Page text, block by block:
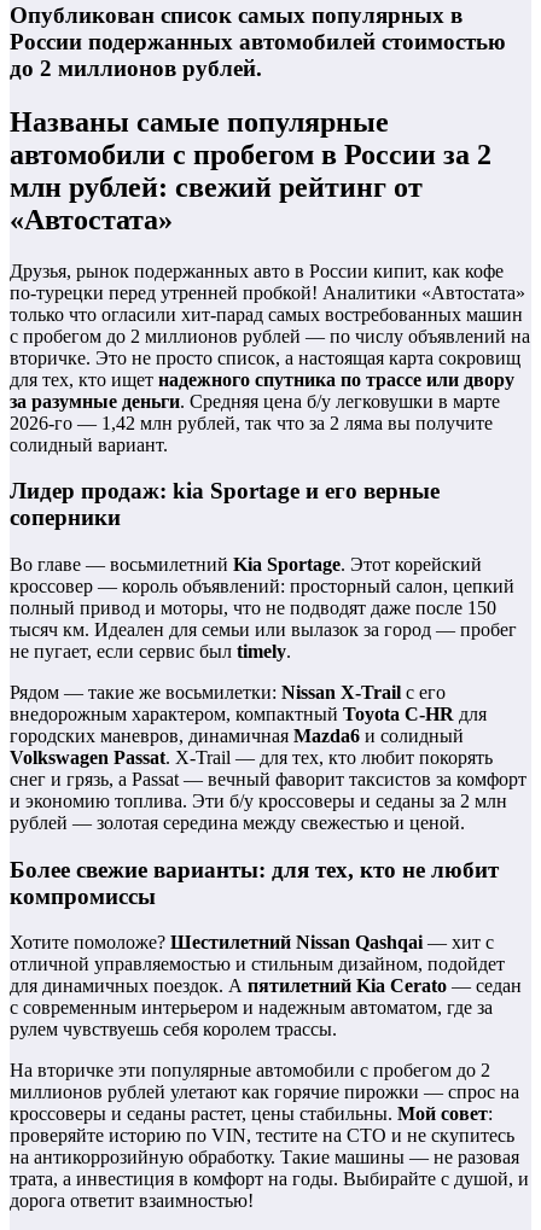
Опубликован список самых популярных в
России подержанных автомобилей стоимостью
до 2 миллионов рублей.
Названы самые популярные
автомобили с пробегом в России за 2
млн рублей: свежий рейтинг от
«Автостата»
Друзья, рынок подержанных авто в России кипит, как кофе
по-турецки перед утренней пробкой! Аналитики «Автостата»
только что огласили хит-парад самых востребованных машин
с пробегом до 2 миллионов рублей — по числу объявлений на
вторичке. Это не просто список, а настоящая карта сокровищ
для тех, кто ищет надежного спутника по трассе или двору
за разумные деньги. Средняя цена б/у легковушки в марте
2026-го — 1,42 млн рублей, так что за 2 ляма вы получите
солидный вариант.
Лидер продаж: kia Sportage и его верные
соперники
Во главе — восьмилетний Kia Sportage. Этот корейский
кроссовер — король объявлений: просторный салон, цепкий
полный привод и моторы, что не подводят даже после 150
тысяч км. Идеален для семьи или вылазок за город — пробег
не пугает, если сервис был timely.
Рядом — такие же восьмилетки: Nissan X-Trail с его
внедорожным характером, компактный Toyota C-HR для
городских маневров, динамичная Mazda6 и солидный
Volkswagen Passat. X-Trail — для тех, кто любит покорять
снег и грязь, а Passat — вечный фаворит таксистов за комфорт
и экономию топлива. Эти б/у кроссоверы и седаны за 2 млн
рублей — золотая середина между свежестью и ценой.
Более свежие варианты: для тех, кто не любит
компромиссы
Хотите помоложе? Шестилетний Nissan Qashqai— хит с
отличной управляемостью и стильным дизайном, подойдет
для динамичных поездок. А пятилетний Kia Cerato — седан
с современным интерьером и надежным автоматом, где за
рулем чувствуешь себя королем трассы.
На вторичке эти популярные автомобили с пробегом до 2
миллионов рублей улетают как горячие пирожки — спрос на
кроссоверы и седаны растет, цены стабильны. Мой совет:
проверяйте историю по VIN, тестите на СТО и не скупитесь
на антикоррозийную обработку. Такие машины — не разовая
трата, а инвестиция в комфорт на годы. Выбирайте с душой, и
дорога ответит взаимностью!